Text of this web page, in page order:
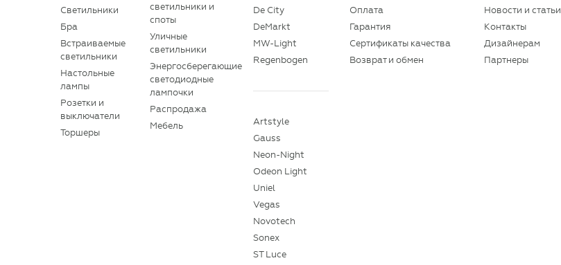
Светильники
Бра
Встраиваемые
светильники
Настольные
лампы
Розетки и
выключатели
Торшеры
светильники и
споты
Уличные
светильники
Энергосберегающие
светодиодные
лампочки
Распродажа
Мебель
De City
DeMarkt
MW-Light
Regenbogen
Artstyle
Gauss
Neon-Night
Odeon Light
Uniel
Vegas
Novotech
Sonex
ST Luce
Оплата
Гарантия
Сертификаты качества
Возврат и обмен
Новости и статьи
Контакты
Дизайнерам
Партнеры